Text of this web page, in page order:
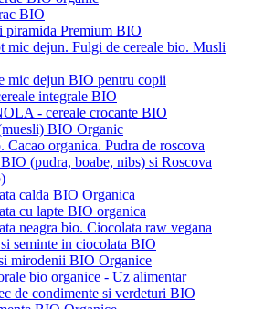
BIO
piramida Premium BIO
mic dejun. Fulgi de cereale bio. Musli
mic dejun BIO pentru copii
integrale BIO
- cereale crocante BIO
BIO Organic
Cacao organica. Pudra de roscova
(pudra, boabe, nibs) si Roscova
calda BIO Organica
cu lapte BIO organica
neagra bio. Ciocolata raw vegana
seminte in ciocolata BIO
mirodenii BIO Organice
bio organice - Uz alimentar
de condimente si verdeturi BIO